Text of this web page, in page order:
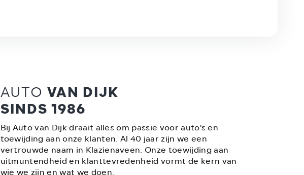
AUTO VAN DIJK
SINDS 1986
Bij Auto van Dijk draait alles om passie voor auto's en
toewijding aan onze klanten. Al 40 jaar zijn we een
vertrouwde naam in Klazienaveen. Onze toewijding aan
uitmuntendheid en klanttevredenheid vormt de kern van
wie we zijn en wat we doen.